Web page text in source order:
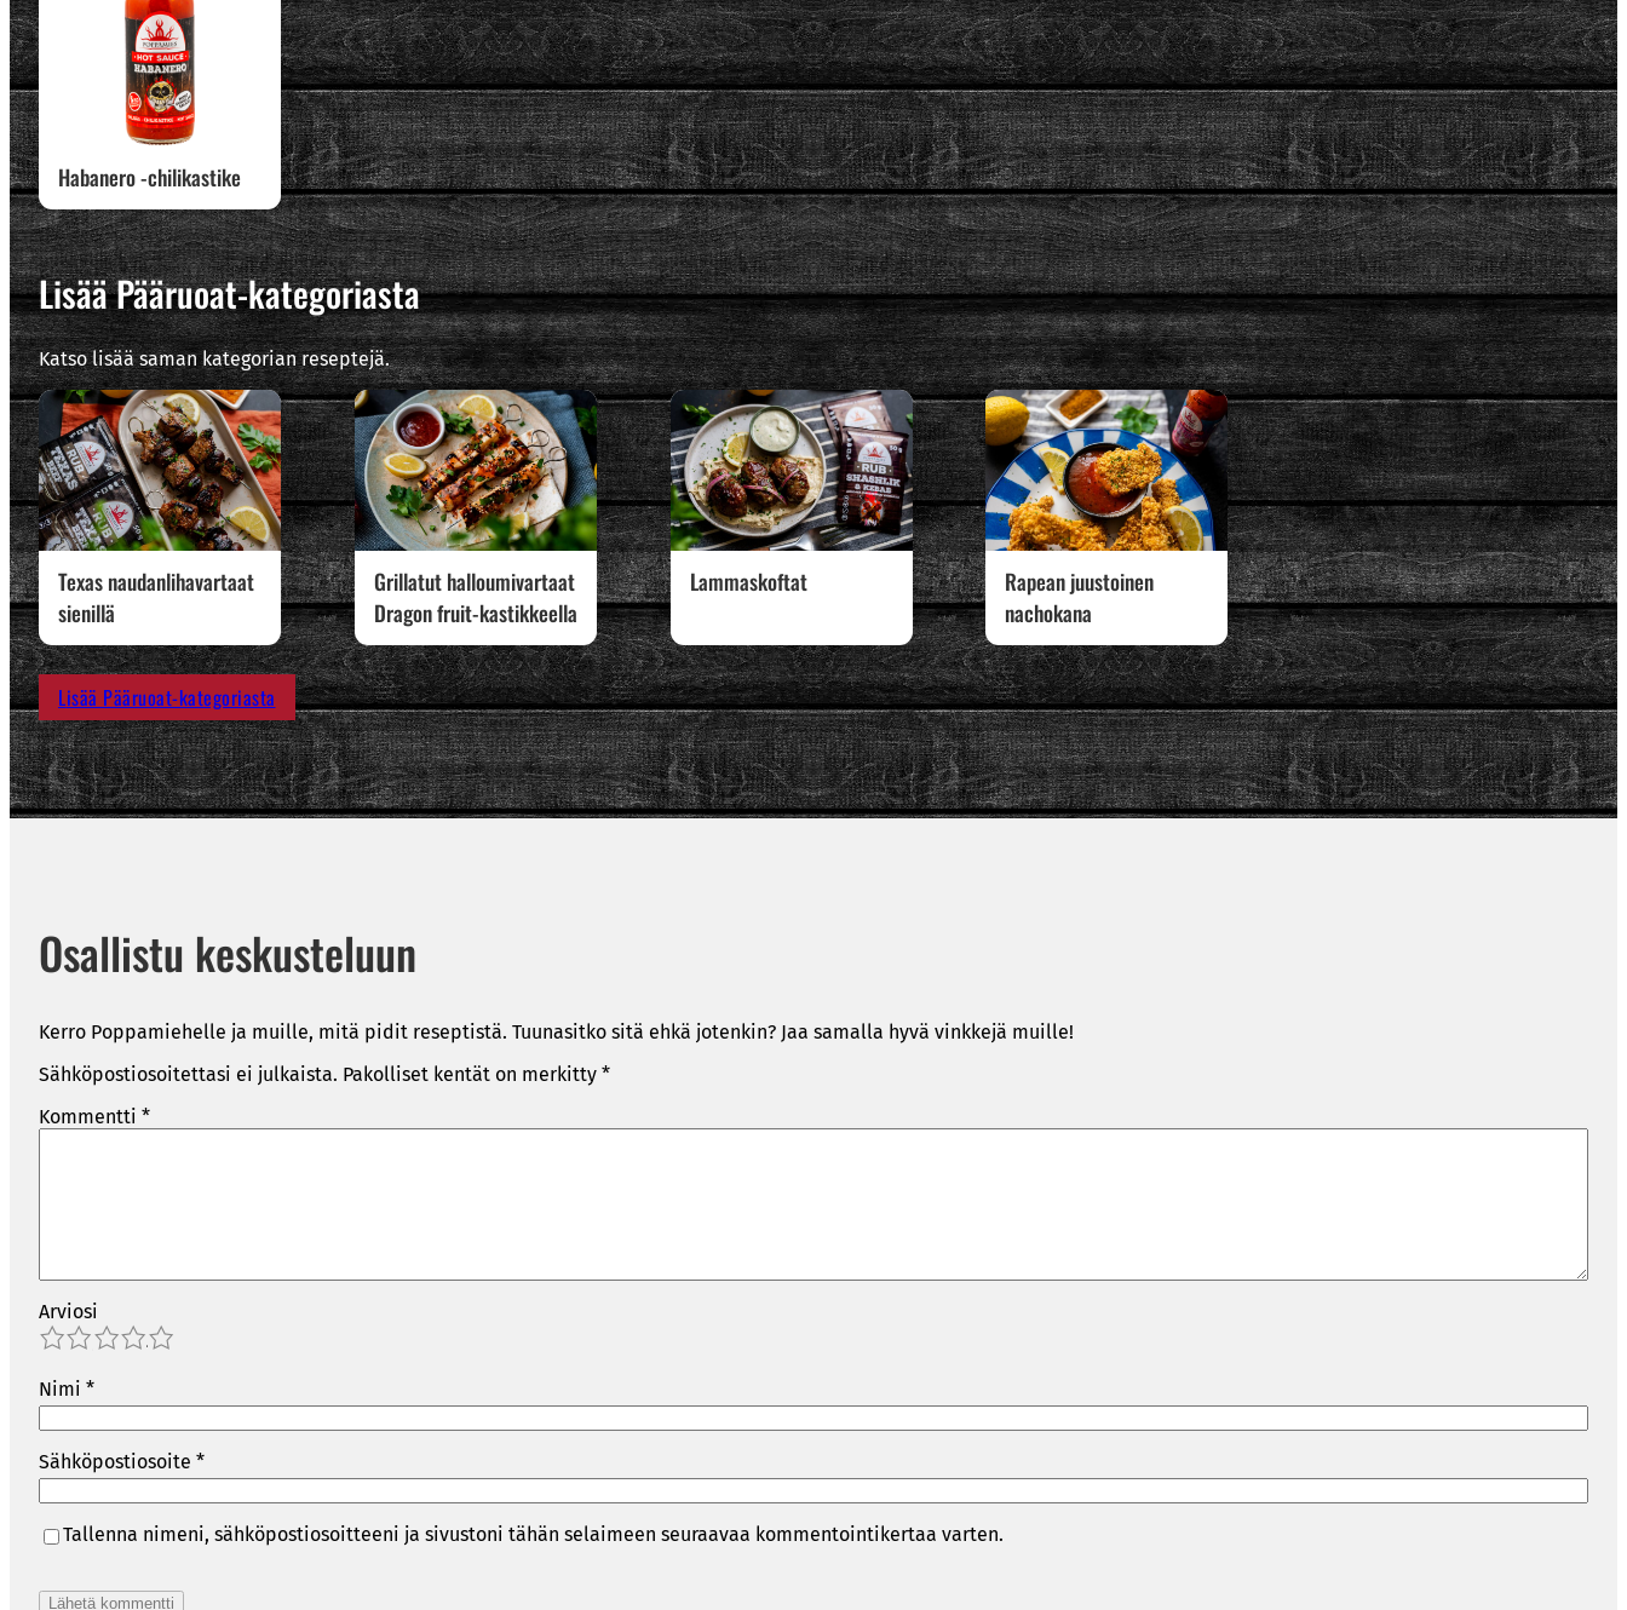
Habanero -chilikastike
Lisää Pääruoat-kategoriasta
Katso lisää saman kategorian reseptejä.
Texas naudanlihavartaat
sienillä
Grillatut halloumivartaat
Dragon fruit-kastikkeella
Lammaskoftat
Rapean juustoinen
nachokana
Lisää Pääruoat-kategoriasta
Osallistu keskusteluun
Kerro Poppamiehelle ja muille, mitä pidit reseptistä. Tuunasitko sitä ehkä jotenkin? Jaa samalla hyvä vinkkejä muille!
Sähköpostiosoitettasi ei julkaista. Pakolliset kentät on merkitty *
Kommentti *
Arviosi
4
3
2
1
Nimi *
Sähköpostiosoite *
Tallenna nimeni, sähköpostiosoitteeni ja sivustoni tähän selaimeen seuraavaa kommentointikertaa varten.